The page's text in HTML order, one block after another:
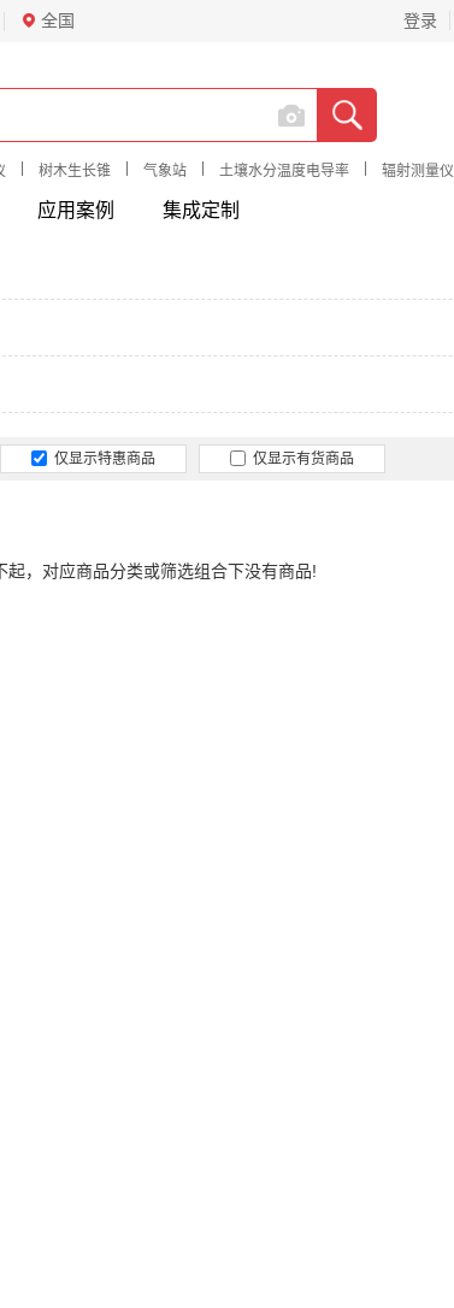
全国 登录
树木生长锥 气象站 土壤水分温度电导率 辐射测量仪
应用案例 集成定制
仅显示特惠商品 仅显示有货商品
起，对应商品分类或筛选组合下没有商品!